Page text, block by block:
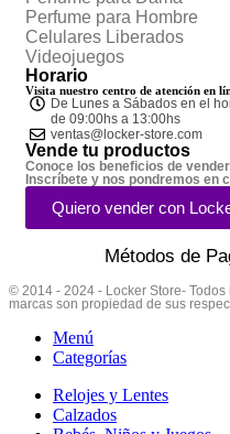
Perfume para Hombre
Celulares Liberados
Videojuegos
Horario
Visita nuestro centro de atención en
De Lunes a Sábados en el
de 09:00hs a 13:00hs
ventas@locker-store.com
Vende tu productos
Conoce los beneficios de
Inscríbete y nos pondremos en
Quiero vender con
Métodos de
© 2014 - 2024 - Locker Store-
marcas son propiedad de sus
Menú
Categorías
Relojes y Lentes
Calzados